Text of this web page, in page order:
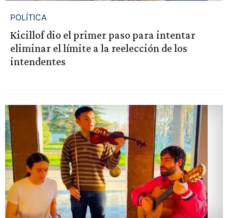
POLÍTICA
Kicillof dio el primer paso para intentar
eliminar el límite a la reelección de los
intendentes